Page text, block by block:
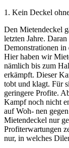
1. Kein Deckel
Den Mietendeckel
letzten Jahre.
Demonstrationen in
Hier haben wir
nämlich bis zum
erkämpft. Dieser
tobt und klagt. Für
geringere Profite.
Kampf noch nicht
auf Woh- nen
Mietendeckel nur
Profiterwartungen
nur, in welches